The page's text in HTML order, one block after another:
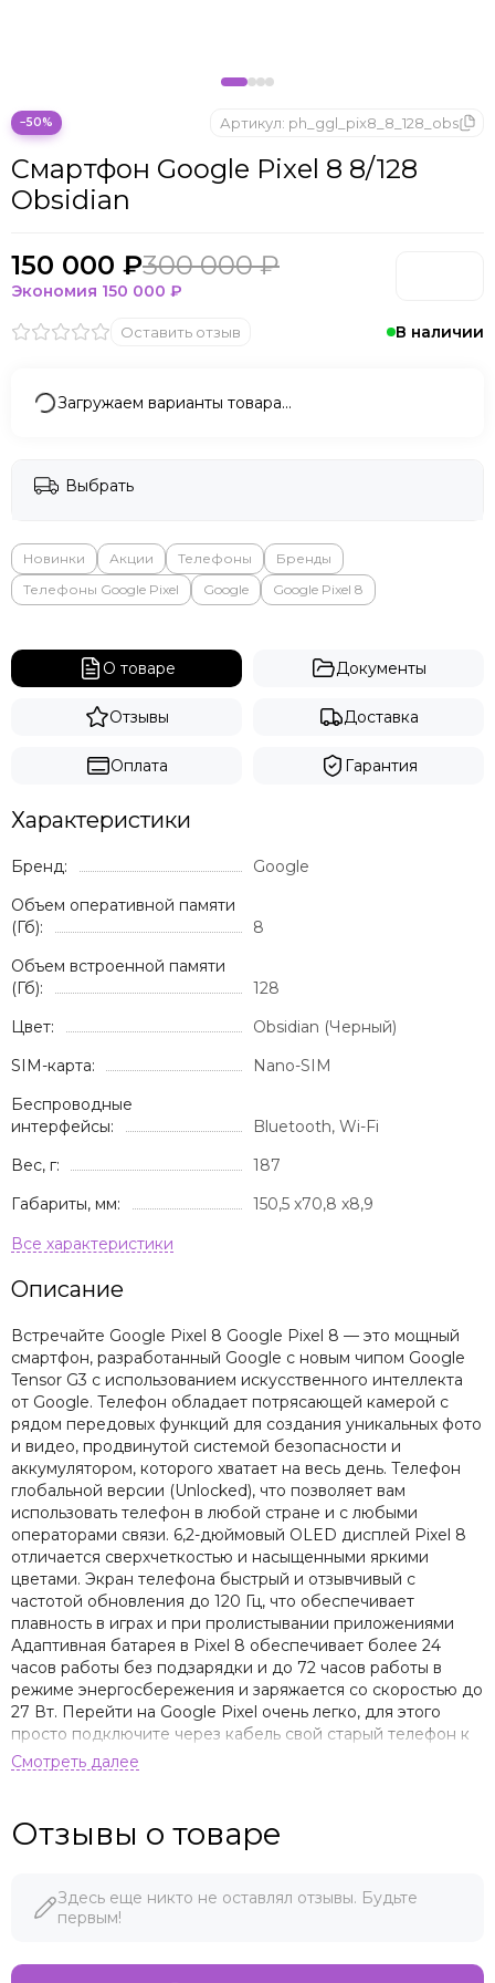
−50%
В наличии
Смартфон Google Pixel 8 8/128
Obsidian
Артикул: ph_ggl_pix8_8_128_obs
Оставить отзыв
150 000 ₽300 000 ₽
Экономия 150 000 ₽
Загружаем варианты товара…
Выбрать
Новинки Акции Телефоны
Бренды
Телефоны Google Pixel
Google Google Pixel 8
О товаре Документы
Отзывы Доставка
Оплата Гарантия
Характеристики
Бренд:
Google
Объем оперативной памяти
(Гб):
8
Объем встроенной памяти
(Гб):
128
Цвет:
Obsidian (Черный)
SIM-карта:
Nano-SIM
Беспроводные
интерфейсы:
Bluetooth, Wi-Fi
Вес, г:
187
Габариты, мм:
150,5 x70,8 x8,9
Описание
Встречайте Google Pixel 8 Google Pixel 8 — это мощный
смартфон, разработанный Google с новым чипом Google
Tensor G3 с использованием искусственного интеллекта
от Google. Телефон обладает потрясающей камерой с
рядом передовых функций для создания уникальных фото
и видео, продвинутой системой безопасности и
аккумулятором, которого хватает на весь день. Телефон
глобальной версии (Unlocked), что позволяет вам
использовать телефон в любой стране и с любыми
операторами связи. 6,2-дюймовый OLED дисплей Pixel 8
отличается сверхчеткостью и насыщенными яркими
цветами. Экран телефона быстрый и отзывчивый с
частотой обновления до 120 Гц, что обеспечивает
плавность в играх и при пролистывании приложениями
Адаптивная батарея в Pixel 8 обеспечивает более 24
часов работы без подзарядки и до 72 часов работы в
режиме энергосбережения и заряжается со скоростью до
27 Вт. Перейти на Google Pixel очень легко, для этого
просто подключите через кабель свой старый телефон к
новому Google Pixel и перенесите контакты, фотографии,
Искусственный интеллект Google AI встроенный в Pixel 8
поможет вам избегать нежелательных спам-звонков, а
прежде чем вы ответите на звонок. Если вас поставили на
удержание во время звонка, Google AI может подождать
качество голос во время звонка, одновременно устранит
Отзывы о товаре
Здесь еще никто не оставлял отзывы. Будьте
первым!